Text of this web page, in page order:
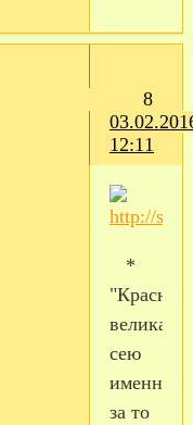
8
12:11
*
"Красный
великан"
сею
именно
за то